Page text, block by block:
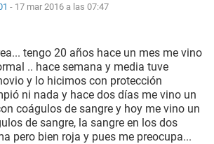
- 17 mar 2016 a las 07:47
tengo 20 años hace un mes me vino
.. hace semana y media tuve
y lo hicimos con protección
ni nada y hace dos días me vino un
coágulos de sangre y hoy me vino un
de sangre, la sangre en los dos
pero bien roja y pues me preocupa...